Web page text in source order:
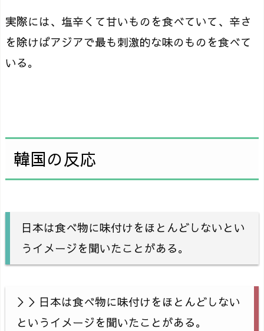
実際には、塩辛くて甘いものを食べていて、辛さ
を除けばアジアで最も刺激的な味のものを食べて
いる。
韓国の反応
日本は食べ物に味付けをほとんどしないとい
うイメージを聞いたことがある。
＞＞日本は食べ物に味付けをほとんどしない
というイメージを聞いたことがある。